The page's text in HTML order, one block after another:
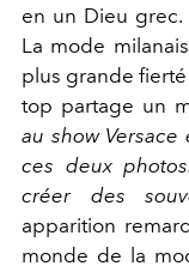
en un Dieu grec.
La mode
plus grande
top partage un
au show
ces deux
créer des
apparition
monde de la